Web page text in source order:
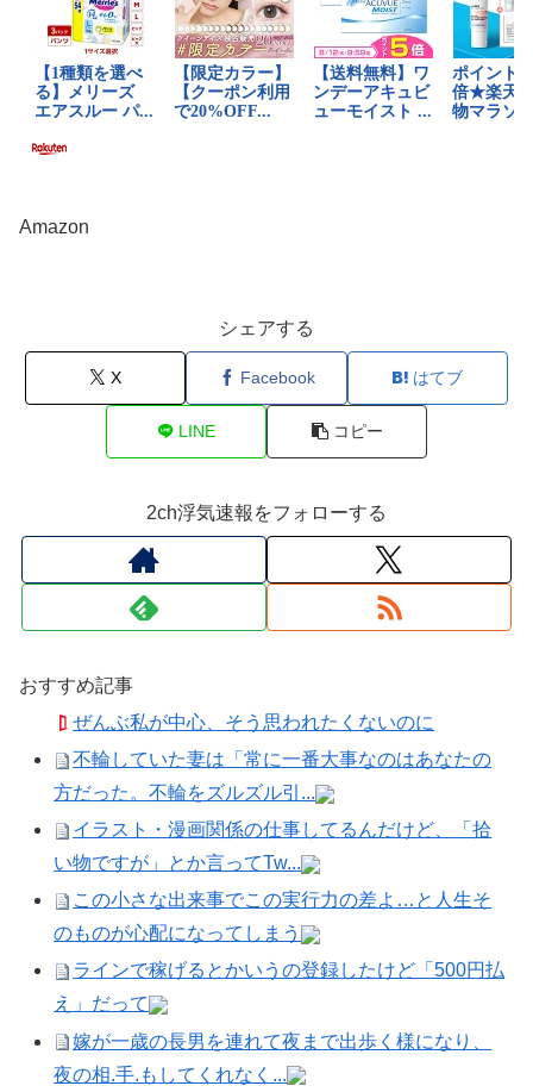
Amazon
シェアする
X Facebook はてブ
LINE コピー
2ch浮気速報をフォローする
おすすめ記事
ぜんぶ私が中心、そう思われたくないのに
不輪していた妻は「常に一番大事なのはあなたの
方だった。不輪をズルズル引...
イラスト・漫画関係の仕事してるんだけど、「拾
い物ですが」とか言ってTw...
この小さな出来事でこの実行力の差よ…と人生そ
のものが心配になってしまう
ラインで稼げるとかいうの登録したけど「500円払
え」だって
嫁が一歳の長男を連れて夜まで出歩く様になり、
夜の相.手.もしてくれなく...